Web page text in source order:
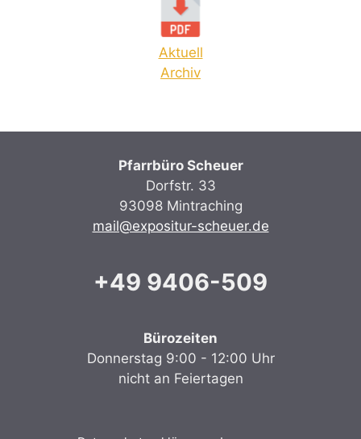
Aktuell
Archiv
Pfarrbüro Scheuer
Dorfstr. 33
93098 Mintraching
mail@expositur-scheuer.de
+49 9406-509
Bürozeiten
Donnerstag 9:00 - 12:00 Uhr
nicht an Feiertagen